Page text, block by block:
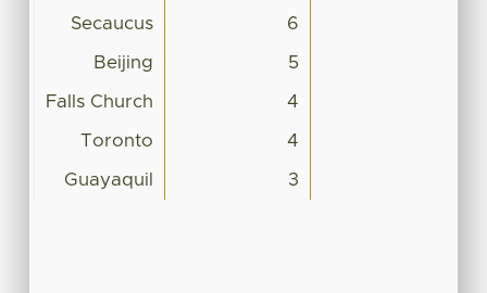
Secaucus 6
Beijing 5
Falls Church 4
Toronto 4
Guayaquil 3